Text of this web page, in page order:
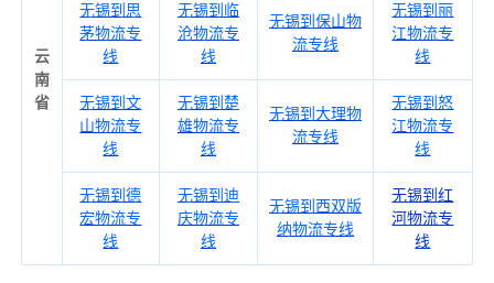
云
南
省
无锡到思
茅物流专
线
无锡到临
沧物流专
线
无锡到保山物
流专线
无锡到丽
江物流专
线
无锡到文
山物流专
线
无锡到楚
雄物流专
线
无锡到大理物
流专线
无锡到怒
江物流专
线
无锡到德
宏物流专
线
无锡到迪
庆物流专
线
无锡到西双版
纳物流专线
无锡到红
河物流专
线